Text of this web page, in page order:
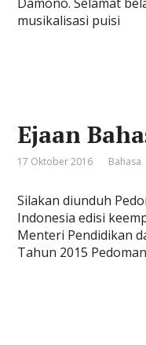
musikalisasi puisi
Ejaan
17 Oktober 2016 Bahasa
Silakan diunduh
Indonesia edisi
Menteri Pendidikan
Tahun 2015